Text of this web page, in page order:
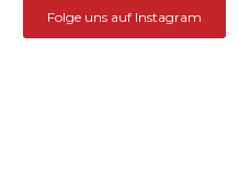
Folge uns auf Instagram